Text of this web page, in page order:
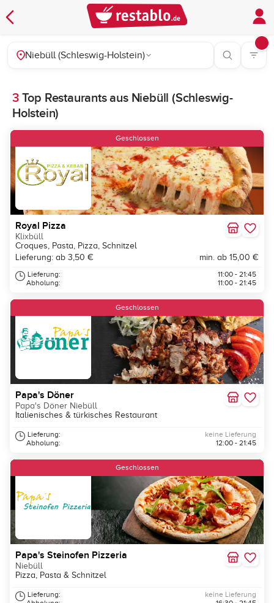
Niebüll (Schleswig-Holstein)
3Top Restaurants aus Niebüll (Schleswig-
Holstein)
Geschlossen
Royal Pizza
Klixbüll
Croques, Pasta, Pizza, Schnitzel
Lieferung: ab 3,50 €
min. ab 15,00 €
Lieferung:
Abholung:
11:00 - 21:45
11:00 - 21:45
Geschlossen
Papa's Döner
Papa's Döner Niebüll
Italienisches & türkisches Restaurant
Lieferung:
Abholung:
keine Lieferung
12:00 - 21:45
Geschlossen
Papa's Steinofen Pizzeria
Niebüll
Pizza, Pasta & Schnitzel
Lieferung:
keine Lieferung